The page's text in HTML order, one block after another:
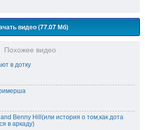
видео (77.07 Мб)
Похожее видео
в дотку
Benny Hill(или история о том,как дота
в аркаду)